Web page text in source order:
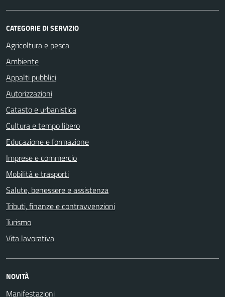
CATEGORIE DI SERVIZIO
Agricoltura e pesca
Ambiente
Appalti pubblici
Autorizzazioni
Catasto e urbanistica
Cultura e tempo libero
Educazione e formazione
Imprese e commercio
Mobilità e trasporti
Salute, benessere e assistenza
Tributi, finanze e contravvenzioni
Turismo
Vita lavorativa
NOVITÀ
Manifestazioni